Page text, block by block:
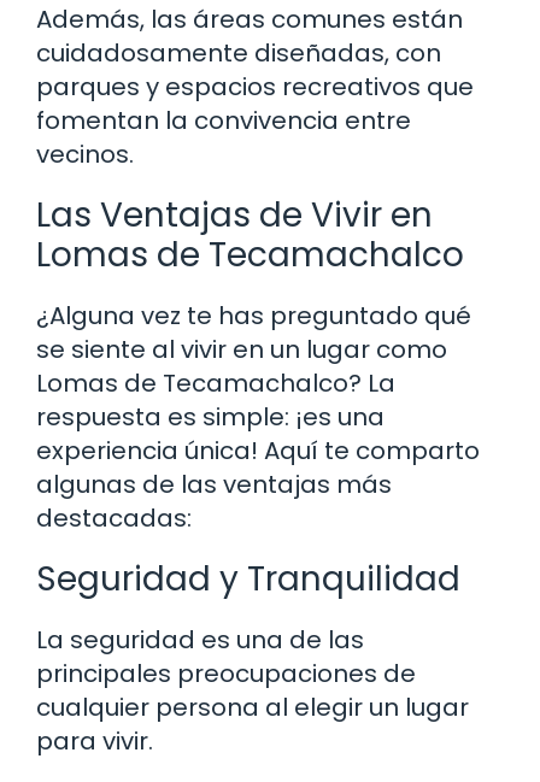
Además, las áreas comunes están
cuidadosamente diseñadas, con
parques y espacios recreativos que
fomentan la convivencia entre
vecinos.
Las Ventajas de Vivir en
Lomas de Tecamachalco
¿Alguna vez te has preguntado qué
se siente al vivir en un lugar como
Lomas de Tecamachalco? La
respuesta es simple: ¡es una
experiencia única! Aquí te comparto
algunas de las ventajas más
destacadas:
Seguridad y Tranquilidad
La seguridad es una de las
principales preocupaciones de
cualquier persona al elegir un lugar
para vivir.